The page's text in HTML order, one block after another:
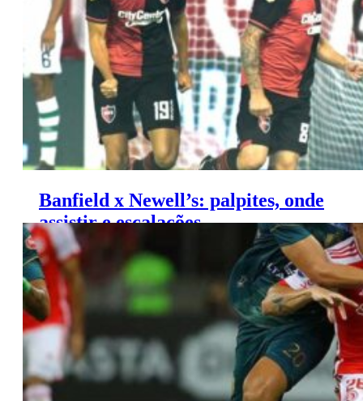
Banfield x Newell’s: palpites, onde
assistir e escalações –
Campeonato Argentino (04/06)